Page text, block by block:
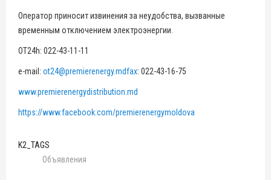
Оператор приносит извинения за неудобства, вызванные
временным отключением электроэнергии.
OT24h: 022-43-11-11
e-mail: ot24@premierenergy.mdfax: 022-43-16-75
www.premierenergydistribution.md
https://www.facebook.com/premierenergymoldova
K2_TAGS
Объявления